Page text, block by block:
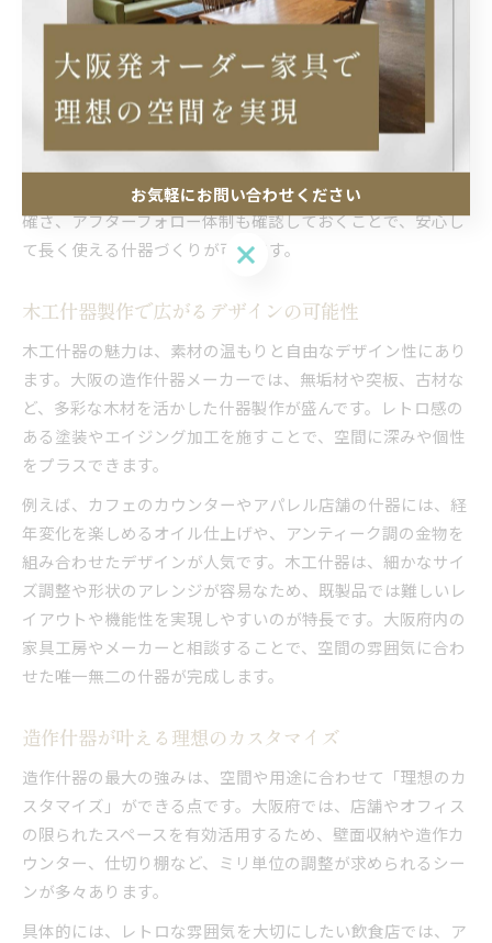
実績と確かな技術力です。過去の施工事例や対応可能な素
材・仕上げのバリエーションを確認し、自分の理想に近いテ
イストを実現できるか判断しましょう。
また、設計段階から現場の状況を丁寧にヒアリングし、細部
までこだわりに応えてくれる対応力も重要です。大阪府内に
強みを持つメーカーが多数存在します。見積もりや納期の明
確さ、アフターフォロー体制も確認しておくことで、安心し
て長く使える什器づくりが可能です。
木工什器製作で広がるデザインの可能性
木工什器の魅力は、素材の温もりと自由なデザイン性にあり
ます。大阪の造作什器メーカーでは、無垢材や突板、古材な
ど、多彩な木材を活かした什器製作が盛んです。レトロ感の
ある塗装やエイジング加工を施すことで、空間に深みや個性
をプラスできます。
例えば、カフェのカウンターやアパレル店舗の什器には、経
年変化を楽しめるオイル仕上げや、アンティーク調の金物を
組み合わせたデザインが人気です。木工什器は、細かなサイ
ズ調整や形状のアレンジが容易なため、既製品では難しいレ
イアウトや機能性を実現しやすいのが特長です。大阪府内の
家具工房やメーカーと相談することで、空間の雰囲気に合わ
せた唯一無二の什器が完成します。
造作什器が叶える理想のカスタマイズ
造作什器の最大の強みは、空間や用途に合わせて「理想のカ
スタマイズ」ができる点です。大阪府では、店舗やオフィス
の限られたスペースを有効活用するため、壁面収納や造作カ
ウンター、仕切り棚など、ミリ単位の調整が求められるシー
ンが多々あります。
具体的には、レトロな雰囲気を大切にしたい飲食店では、ア
お気軽にお問い合わせください
お気軽にお問い合わせください